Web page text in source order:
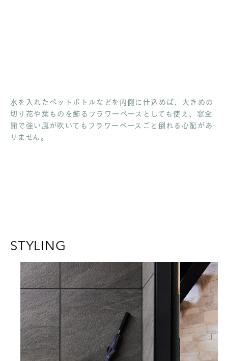
水を入れたペットボトルなどを内側に仕込めば、大きめの
切り花や葉ものを飾るフラワーベースとしても使え、窓全
開で強い風が吹いてもフラワーベースごと倒れる心配があ
りません。
STYLING